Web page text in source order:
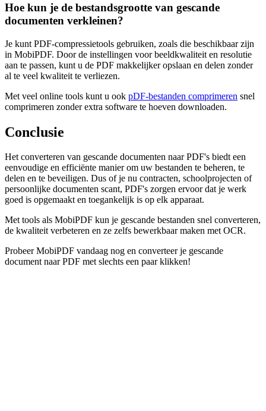
Hoe kun je de bestandsgrootte van gescande
documenten verkleinen?
Je kunt PDF-compressietools gebruiken, zoals die beschikbaar zijn
in MobiPDF. Door de instellingen voor beeldkwaliteit en resolutie
aan te passen, kunt u de PDF makkelijker opslaan en delen zonder
al te veel kwaliteit te verliezen.
Met veel online tools kunt u ook pDF-bestanden comprimeren snel
comprimeren zonder extra software te hoeven downloaden.
Conclusie
Het converteren van gescande documenten naar PDF's biedt een
eenvoudige en efficiënte manier om uw bestanden te beheren, te
delen en te beveiligen. Dus of je nu contracten, schoolprojecten of
persoonlijke documenten scant, PDF's zorgen ervoor dat je werk
goed is opgemaakt en toegankelijk is op elk apparaat.
Met tools als MobiPDF kun je gescande bestanden snel converteren,
de kwaliteit verbeteren en ze zelfs bewerkbaar maken met OCR.
Probeer MobiPDF vandaag nog en converteer je gescande
document naar PDF met slechts een paar klikken!